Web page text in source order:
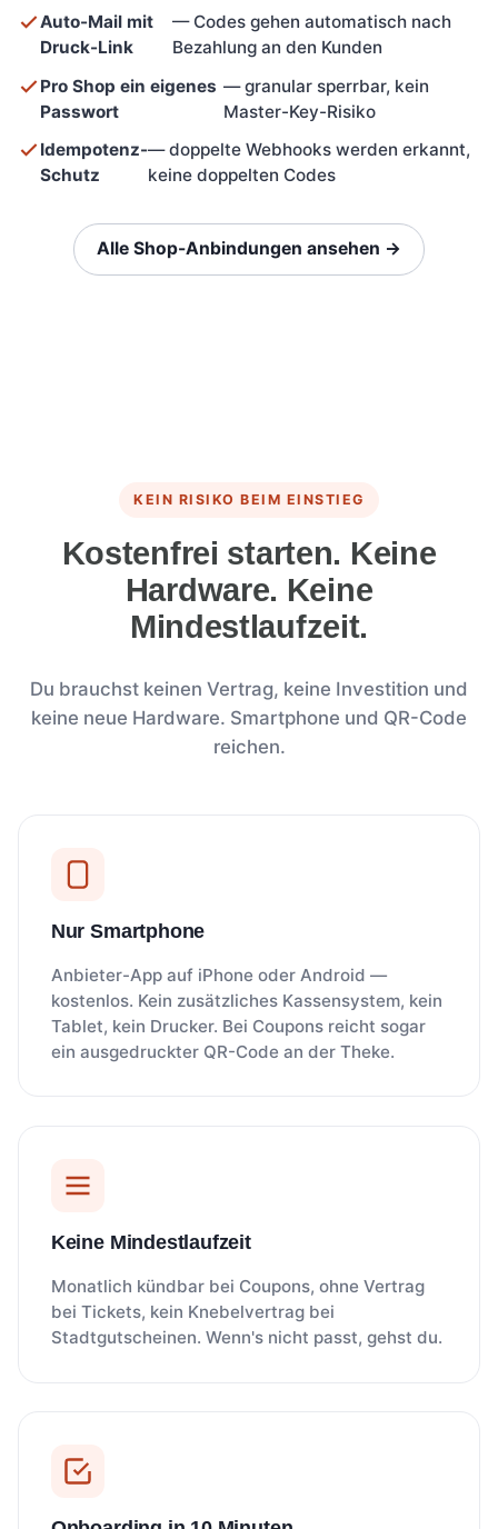
Auto-Mail mit
Druck-Link
— Codes gehen automatisch nach
Bezahlung an den Kunden
Pro Shop ein eigenes
Passwort
— granular sperrbar, kein
Master-Key-Risiko
Idempotenz-
Schutz
— doppelte Webhooks werden erkannt,
keine doppelten Codes
Alle Shop-Anbindungen ansehen →
KEIN RISIKO BEIM EINSTIEG
Kostenfrei starten. Keine
Hardware. Keine
Mindestlaufzeit.
Du brauchst keinen Vertrag, keine Investition und
keine neue Hardware. Smartphone und QR-Code
reichen.
Nur Smartphone
Anbieter-App auf iPhone oder Android —
kostenlos. Kein zusätzliches Kassensystem, kein
Tablet, kein Drucker. Bei Coupons reicht sogar
ein ausgedruckter QR-Code an der Theke.
Keine Mindestlaufzeit
Monatlich kündbar bei Coupons, ohne Vertrag
bei Tickets, kein Knebelvertrag bei
Stadtgutscheinen. Wenn's nicht passt, gehst du.